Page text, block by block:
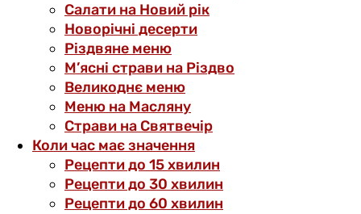
Салати на Новий рік
Новорічні десерти
Різдвяне меню
М’ясні страви на Різдво
Великоднє меню
Меню на Масляну
Страви на Святвечір
Коли час має значення
Рецепти до 15 хвилин
Рецепти до 30 хвилин
Рецепти до 60 хвилин